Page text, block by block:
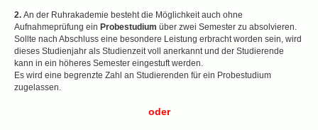
2. An der Ruhrakademie besteht die Möglichkeit auch ohne
Aufnahmeprüfung ein Probestudium über zwei Semester zu absolvieren.
Sollte nach Abschluss eine besondere Leistung erbracht worden sein, wird
dieses Studienjahr als Studienzeit voll anerkannt und der Studierende
kann in ein höheres Semester eingestuft werden.
Es wird eine begrenzte Zahl an Studierenden für ein Probestudium
zugelassen.
oder